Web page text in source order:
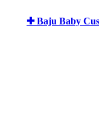
✚ Baju Baby